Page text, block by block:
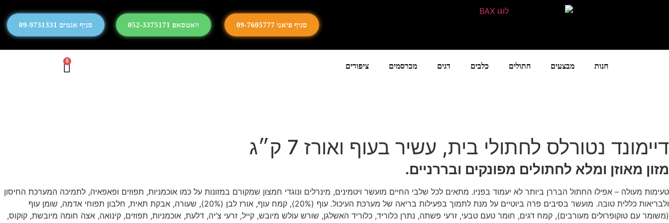
סניף פיאנו 09-7605777 וואטסאפ 052-3375171 סניף אגמים 09-9731331
חנות מבצעים חתולים כלבים דגים מכרסמים ציפורים
0
דיימונד נטורלס לחתולי בית, עשיר בעוף ואורז 7 ק״ג
מזון מאוזן ומלא לחתולים מפונקים ובררניים.
טעימות מעולה – אפילו החתול הבררן ביותר לא יעמוד בפניו. מתאים לכל שלבי החיים מועשר ויטמינים, מינרלים ונוגדי חמצון שמקורם במזונות על כמו אוכמניות, תפוזים ופאפאיה, לתמיכה המערכת החיסון
ולבריאות כללית טובה. מועשר בסיבים פרה ביוטיים על מנת לתמוך בפעילות בריאה של מערכת העיכול. עוף (20%), קמח עוף, אורז לבן (20%), שעורה, אבקת תאית, חלבון תפוחי אדמה, שומן עוף
(משומר עם טוקופרולים מעורבים), קמח דגים, חומר טעם טבעי, זרעי פשתה, נתרן כלוריד, כלוריד האשלגן, שורש עולש מיובש, קייל, זרעי צ’יה, דלעת, אוכמניות, תפוזים, קינואה, אצה חומה מיובשת, קוקוס,